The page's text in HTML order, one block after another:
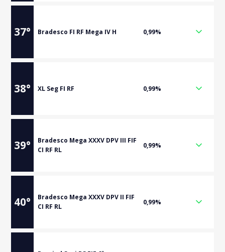
37° Bradesco FI RF Mega IV H 0,99%
38° XL Seg FI RF 0,99%
39°
Bradesco Mega XXXV DPV III FIF
CI RF RL
0,99%
40°
Bradesco Mega XXXV DPV II FIF
CI RF RL
0,99%